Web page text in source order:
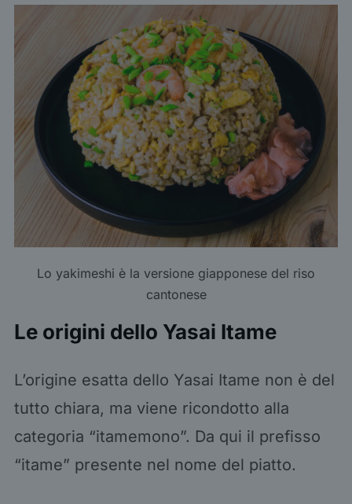
Lo yakimeshi è la versione giapponese del riso
cantonese
Le origini dello Yasai Itame
L’origine esatta dello Yasai Itame non è del
tutto chiara, ma viene ricondotto alla
categoria “itamemono”. Da qui il prefisso
“itame” presente nel nome del piatto.